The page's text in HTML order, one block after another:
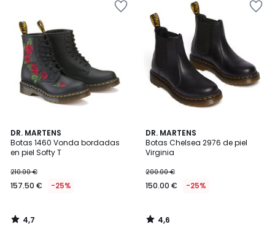
DR. MARTENS
Botas 1460 Vonda bordadas
en piel Softy T
210.00 €
157.50 € -25%
4,7
/ 5
4,7
/
DR. MARTENS
Botas Chelsea 2976 de piel
Virginia
200.00 €
150.00 € -25%
4,6
/ 5
4,6
/